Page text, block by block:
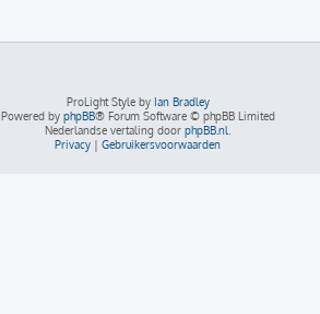
ProLight Style by Ian Bradley
Powered by phpBB® Forum Software © phpBB Limited
Nederlandse vertaling door phpBB.nl
Privacy | Gebruikersvoorwaarden